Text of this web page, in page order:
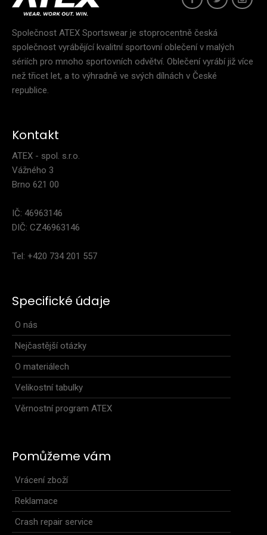
Společnost ATEX Sportswear je stoprocentně česká
společnost vyrábějící kvalitní sportovní oblečení v malých
sériích pro mnoho sportovních odvětví. Oblečení vyrábí již více
než třicet let, a to výhradně ve svých dílnách v České
republice.
Kontakt
ATEX - spol. s.r.o.
Vážného 3
Brno 621 00
IČ: 46963146
DIČ: CZ46963146
Tel: +420 734 201 557
Specifické údaje
O nás
Nejčastější otázky
O materiálech
Velikostní tabulky
Věrnostní program ATEX
Pomůžeme vám
Vrácení zboží
Reklamace
Crash repair service